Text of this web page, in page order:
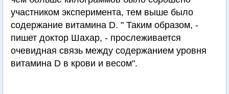
участником эксперимента, тем выше было
содержание витамина D. " Таким образом, -
пишет доктор Шахар, - прослеживается
очевидная связь между содержанием уровня
витамина D в крови и весом".